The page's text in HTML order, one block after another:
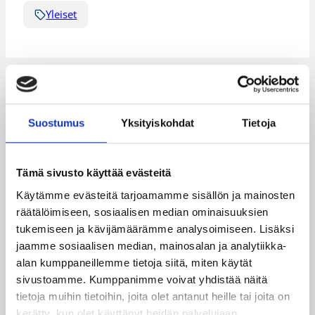
Suostumus Yksityiskohdat Tietoja
Tämä sivusto käyttää evästeitä
Käytämme evästeitä tarjoamamme sisällön ja mainosten
räätälöimiseen, sosiaalisen median ominaisuuksien
tukemiseen ja kävijämäärämme analysoimiseen. Lisäksi
jaamme sosiaalisen median, mainosalan ja analytiikka-
alan kumppaneillemme tietoja siitä, miten käytät
sivustoamme. Kumppanimme voivat yhdistää näitä
tietoja muihin tietoihin, joita olet antanut heille tai joita on
Yleiset
Katso myös
08.08.2026 22:58